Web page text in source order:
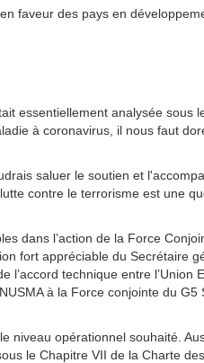
faveur des pays en
essentiellement analysée sous
à coronavirus, il nous faut
saluer le soutien et
contre le terrorisme est une
dans l’action de la Force
fort appréciable du Secrétaire
l’accord technique entre l’Union
à la Force conjointe du G5
niveau opérationnel souhaité.
le Chapitre VII de la Charte